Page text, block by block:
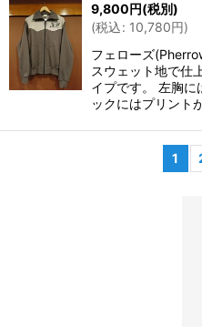
9,800 円(税別)
(税込: 10,780円)
フェローズ
スウェット地で仕
イプです。 左胸に
ックにはプリント
1